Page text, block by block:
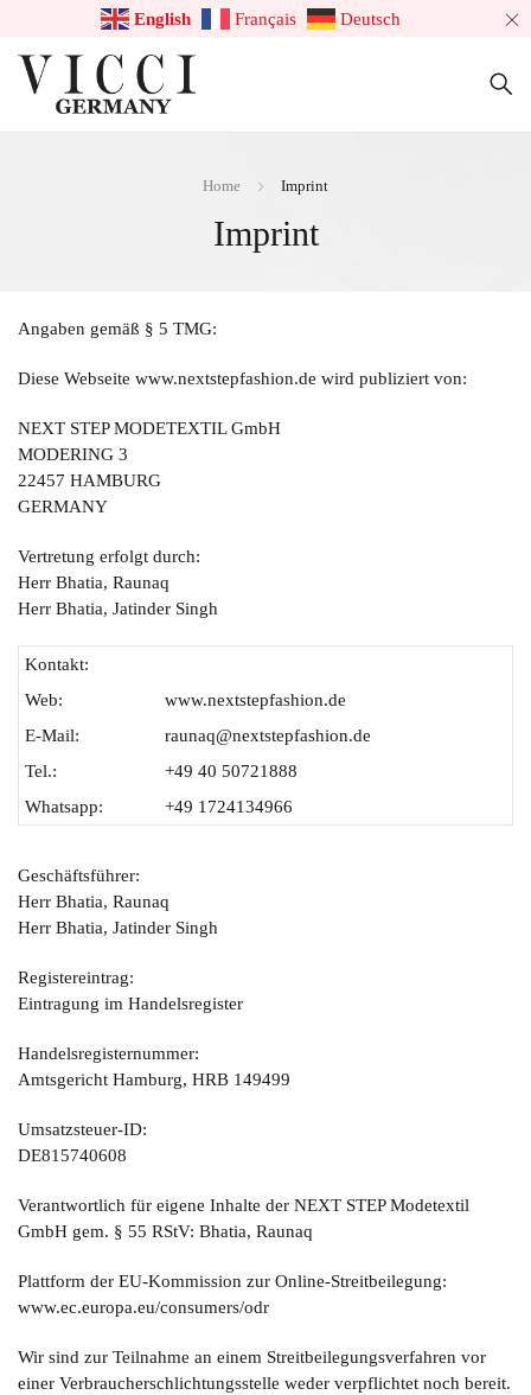
English Français Deutsch
Imprint
Home Imprint
Angaben gemäß § 5 TMG:
Diese Webseite www.nextstepfashion.de wird publiziert von:
NEXT STEP MODETEXTIL GmbH
MODERING 3
22457 HAMBURG
GERMANY
Vertretung erfolgt durch:
Herr Bhatia, Raunaq
Herr Bhatia, Jatinder Singh
Kontakt:
Web:
www.nextstepfashion.de
E-Mail:
raunaq@nextstepfashion.de
Tel.:
+49 40 50721888
Whatsapp:
+49 1724134966
Geschäftsführer:
Herr Bhatia, Raunaq
Herr Bhatia, Jatinder Singh
Registereintrag:
Eintragung im Handelsregister
Handelsregisternummer:
Amtsgericht Hamburg, HRB 149499
Umsatzsteuer-ID:
DE815740608
Verantwortlich für eigene Inhalte der NEXT STEP Modetextil
GmbH gem. § 55 RStV: Bhatia, Raunaq
Plattform der EU-Kommission zur Online-Streitbeilegung:
www.ec.europa.eu/consumers/odr
Wir sind zur Teilnahme an einem Streitbeilegungsverfahren vor
einer Verbraucherschlichtungsstelle weder verpflichtet noch bereit.